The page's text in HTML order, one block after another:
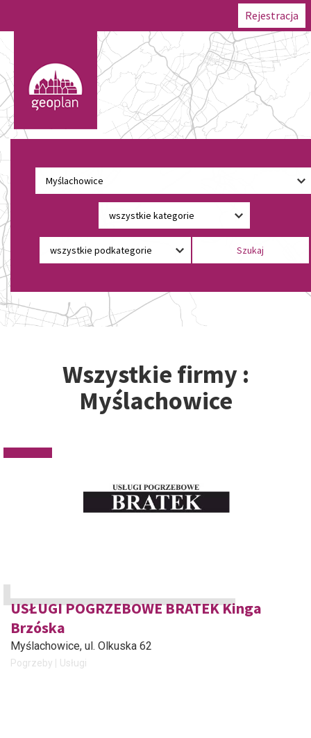
Rejestracja
Wszystkie firmy :
Myślachowice
USŁUGI POGRZEBOWE BRATEK Kinga
Brzóska
Myślachowice, ul. Olkuska 62
Pogrzeby Usługi